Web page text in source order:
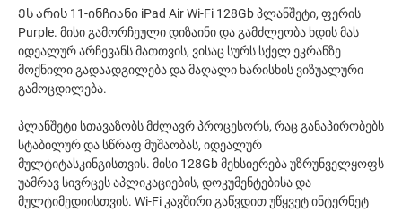
Ეს არის 11-ინჩიანი iPad Air Wi-Fi 128Gb პლანშეტი, ფერის
Purple. მისი გამორჩეული დიზაინი და გამძლეობა ხდის მას
იდეალურ არჩევანს მათთვის, ვისაც სურს სქელ ეკრანზე
მოქნილი გადაადგილება და მაღალი ხარისხის ვიზუალური
გამოცდილება.
პლანშეტი სთავაზობს მძლავრ პროცესორს, რაც განაპირობებს
სტაბილურ და სწრაფ მუშაობას, იდეალურ
მულტიტასკინგისთვის. მისი 128Gb მეხსიერება უზრუნველყოფს
უამრავ სივრცეს აპლიკაციების, დოკუმენტებისა და
მულტიმედიისთვის. Wi-Fi კავშირი გაწვდით უწყვეტ ინტერნეტ